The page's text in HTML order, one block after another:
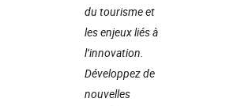
du tourisme et
les enjeux liés à
l’innovation.
Développez de
nouvelles